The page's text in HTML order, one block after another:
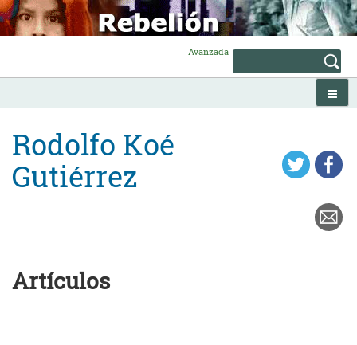
Skip
to
content
Avanzada
Rodolfo Koé
Gutiérrez
Artículos